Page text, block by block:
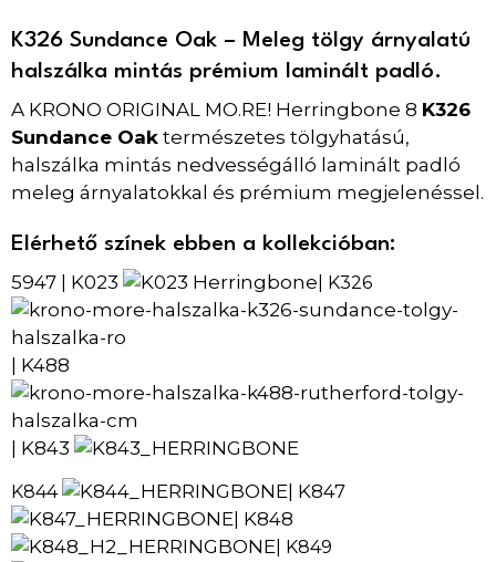
K326 Sundance Oak – Meleg tölgy árnyalatú
halszálka mintás prémium laminált padló.
A KRONO ORIGINAL MO.RE! Herringbone 8 K326
Sundance Oak természetes tölgyhatású,
halszálka mintás nedvességálló laminált padló
meleg árnyalatokkal és prémium megjelenéssel.
Elérhető színek ebben a kollekcióban:
5947
K023 | K326
K488
K843
K844 | K847
K848
| K849